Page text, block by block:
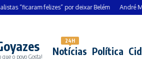
“ficaram felizes” por deixar Belém André
o povo Gosta! Notícias
24H
Política